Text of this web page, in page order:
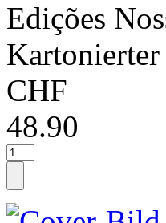
Edições
CHF
48.90